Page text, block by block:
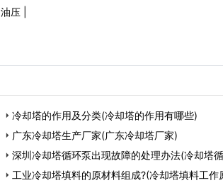
油压|
冷却塔的作用及分类(冷却塔的作用有哪些)
广东冷却塔生产厂家(广东冷却塔厂家)
深圳冷却塔循环泵出现故障的处理办法(冷却塔
样处理)…
工业冷却塔填料的原材料组成?(冷却塔填料工